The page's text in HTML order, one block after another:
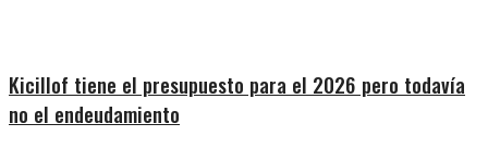
Kicillof tiene el presupuesto para el 2026 pero todavía
no el endeudamiento